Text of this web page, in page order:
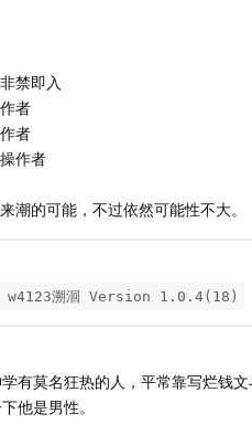
禁即入
者
者
作者
潮的可能，不过依然可能性不大。
w4123溯洄 Version 1.0.4(18)
有莫名狂热的人，平常靠写烂钱
他是男性。